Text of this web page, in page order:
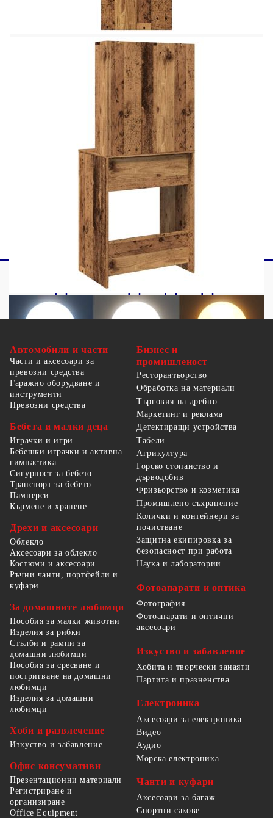
Цвят: Старо дърво
Материал: Инженерно дърво, огледало
Размери: 60 x 40 x 140 см (Ш x Д x В)
Legal Documents:
Повече подробности за предотвратяване на
преобръщането на вашите мебели можете да
тук
Не използвайте този артикул, ако някой от
компонентите е счупен, скъсан или липсва.
Този продукт се захранва с DC 5V, но
сертифицираният 5V USB източник на
захранване не е включен в комплекта. По-
високото напрежение може да доведе до
прегряване на устройството и да доведе до
повреда на устройството и потенциален риск от
прегряване и пожар.
Автомобили и части
Части и аксесоари за
превозни средства
Гаражно оборудване и
инструменти
Превозни средства
Бебета и малки деца
Играчки и игри
Бебешки играчки и активна
гимнастика
Сигурност за бебето
Транспорт за бебето
Памперси
Кърмене и хранене
Дрехи и аксесоари
Облекло
Аксесоари за облекло
Костюми и аксесоари
Ръчни чанти, портфейли и
куфари
За домашните любимци
Пособия за малки животни
Изделия за рибки
Стълби и рампи за
домашни любимци
Пособия за сресване и
постригване на домашни
любимци
Изделия за домашни
любимци
Хоби и развлечение
Изкуство и забавление
Офис консумативи
Презентационни материали
Регистриране и
организиране
Office Equipment
Бизнес и
промишленост
Ресторантьорство
Обработка на материали
Търговия на дребно
Маркетинг и реклама
Детектиращи устройства
Табели
Агрикултура
Горско стопанство и
дърводобив
Фризьорство и козметика
Промишлено съхранение
Колички и контейнери за
почистване
Защитна екипировка за
безопасност при работа
Наука и лаборатории
Фотоапарати и оптика
Фотография
Фотоапарати и оптични
аксесоари
Изкуство и забавление
Хобита и творчески занаяти
Партита и празненства
Електроника
Аксесоари за електроника
Видео
Аудио
Морска електроника
Чанти и куфари
Аксесоари за багаж
Спортни сакове